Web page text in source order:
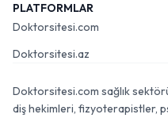
PLATFORMLAR
Doktorsitesi.com
Doktorsitesi.az
Doktorsitesi.com sağlık
diş hekimleri, fizyoterapistler,